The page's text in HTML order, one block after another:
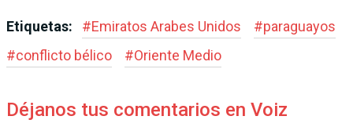
Etiquetas: #Emiratos Arabes Unidos #paraguayos
#conflicto bélico #Oriente Medio
Déjanos tus comentarios en Voiz